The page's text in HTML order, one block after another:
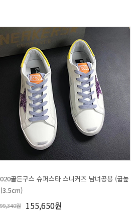
3.5cm)
원 155,650원